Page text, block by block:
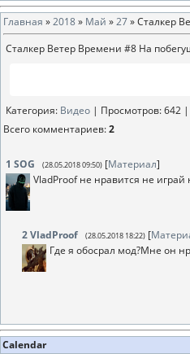
Главная »2018» Май »27» Сталкер
Сталкер Ветер Времени #8 На
Категория: Видео | Просмотров: 642 |
Всего комментариев:2
1 SOG (28.05.2018 09:50) [Материал]
VladProof не нравится не
2VladProof (28.05.2018 18:22) [
Где я обосрал мод?Мне он
Calendar